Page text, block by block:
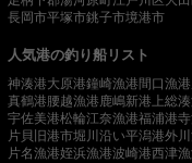
長岡市平塚市銚子市境港市
人気港の釣り船リスト
神湊港大原港鐘崎漁港 間口漁港
真鶴港 腰越漁港鹿嶋新港 上総
宇佐美港松輪江奈漁港福浦港
片貝旧港市堀川沿い平潟港外
片名漁港姪浜漁港波崎港西津